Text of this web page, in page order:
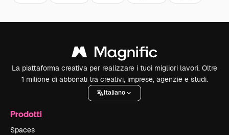
La piattaforma creativa per realizzare i tuoi migliori lavori. Oltre
1 milione di abbonati tra creativi, imprese, agenzie e studi.
Italiano
Prodotti
Spaces